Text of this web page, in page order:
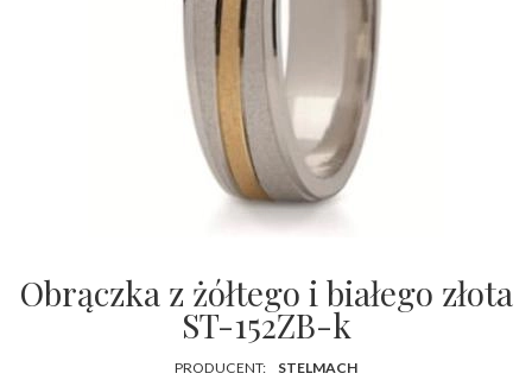
Obrączka z żółtego i białego złota
ST-152ZB-k
PRODUCENT:
STELMACH